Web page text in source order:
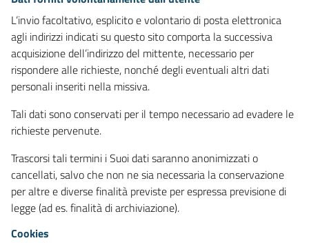
L’invio facoltativo, esplicito e volontario di posta elettronica
agli indirizzi indicati su questo sito comporta la successiva
acquisizione dell’indirizzo del mittente, necessario per
rispondere alle richieste, nonché degli eventuali altri dati
personali inseriti nella missiva.
Tali dati sono conservati per il tempo necessario ad evadere le
richieste pervenute.
Trascorsi tali termini i Suoi dati saranno anonimizzati o
cancellati, salvo che non ne sia necessaria la conservazione
per altre e diverse finalità previste per espressa previsione di
legge (ad es. finalità di archiviazione).
Cookies